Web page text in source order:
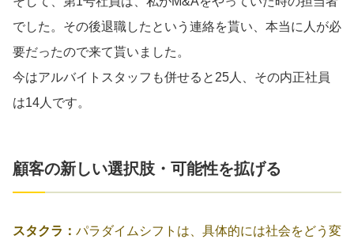
でした。その後退職したという連絡を貰い、本当に人が必
要だったので来て貰いました。
今はアルバイトスタッフも併せると25人、その内正社員
は14人です。
顧客の新しい選択肢・可能性を拡げる
スタクラ： パラダイムシフトは、具体的には社会をどう変